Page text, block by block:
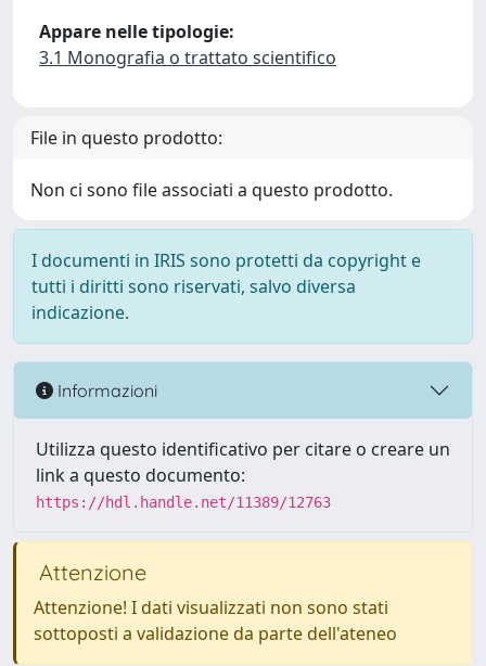
Appare nelle tipologie:
3.1 Monografia o trattato scientifico
File in questo prodotto:
Non ci sono file associati a questo prodotto.
I documenti in IRIS sono protetti da copyright e
tutti i diritti sono riservati, salvo diversa
indicazione.
Informazioni
Utilizza questo identificativo per citare o creare un
link a questo documento:
https://hdl.handle.net/11389/12763
Attenzione
Attenzione! I dati visualizzati non sono stati
sottoposti a validazione da parte dell'ateneo